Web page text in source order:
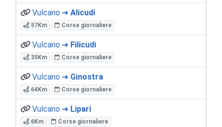
Vulcano ➜ Alicudi
57Km Corse giornaliere
Vulcano ➜ Filicudi
35Km Corse giornaliere
Vulcano ➜ Ginostra
64Km Corse giornaliere
Vulcano ➜ Lipari
6Km Corse giornaliere